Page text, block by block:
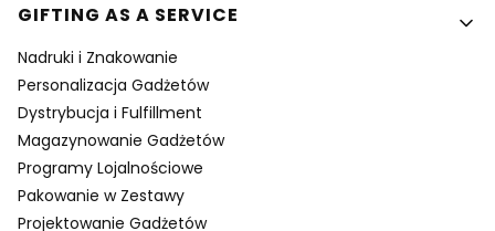
GIFTING AS A SERVICE
Nadruki i Znakowanie
Personalizacja Gadżetów
Dystrybucja i Fulfillment
Magazynowanie Gadżetów
Programy Lojalnościowe
Pakowanie w Zestawy
Projektowanie Gadżetów